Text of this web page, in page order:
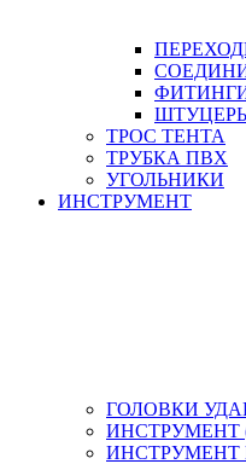
ТРОС ТЕНТА
ТРУБКА ПВХ
УГОЛЬНИКИ
ИНСТРУМЕНТ
ГОЛОВКИ
ИНСТРУМЕНТ
ИНСТРУМЕНТ